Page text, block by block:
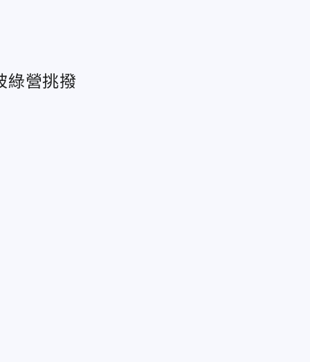
綠營挑撥